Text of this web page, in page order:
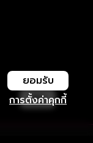
การตั้งค่าคุกกี้
ยอมรับ
เปิด